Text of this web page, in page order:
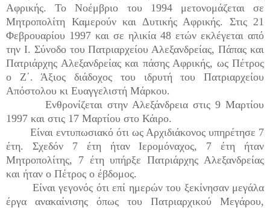
Αφρικής. Το Νοέμβριο του 1994 μετονομάζεται σε
Μητροπολίτη Καμερούν και Δυτικής Αφρικής. Στις 21
Φεβρουαρίου 1997 και σε ηλικία 48 ετών εκλέγεται από
την Ι. Σύνοδο του Πατριαρχείου Αλεξανδρείας, Πάπας και
Πατριάρχης Αλεξανδρείας και πάσης Αφρικής, ως Πέτρος
ο Ζ΄. Άξιος διάδοχος του ιδρυτή του Πατριαρχείου
Απόστολου κι Ευαγγελιστή Μάρκου.
Ενθρονίζεται στην Αλεξάνδρεια στις 9 Μαρτίου
1997 και στις 17 Μαρτίου στο Κάιρο.
Είναι εντυπωσιακό ότι ως Αρχιδιάκονος υπηρέτησε 7
έτη. Σχεδόν 7 έτη ήταν Ιερομόναχος, 7 έτη ήταν
Μητροπολίτης, 7 έτη υπήρξε Πατριάρχης Αλεξανδρείας
και ήταν ο Πέτρος ο έβδομος.
Είναι γεγονός ότι επί ημερών του ξεκίνησαν μεγάλα
έργα ανακαίνισης όπως του Πατριαρχικού Μεγάρου,